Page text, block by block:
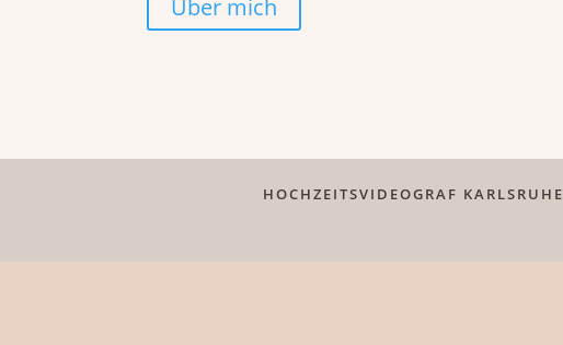
Über mich
HOCHZEITSVIDEOGRAF KARLSRUHE